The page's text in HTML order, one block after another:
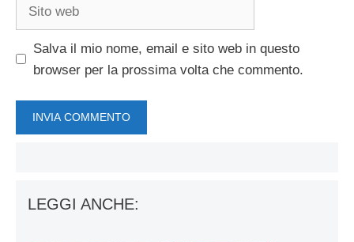
Salva il mio nome, email e sito web in questo
browser per la prossima volta che commento.
LEGGI ANCHE: